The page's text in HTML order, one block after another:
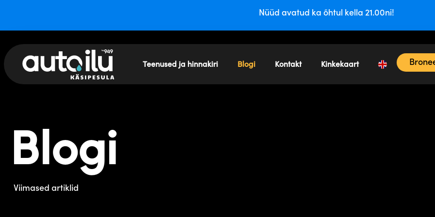
Nüüd avatud ka õhtul kella 21.00ni!
Teenused ja hinnakiri Blogi Kontakt Kinkekaart
Blogi
Viimased artiklid